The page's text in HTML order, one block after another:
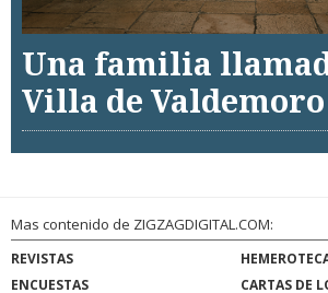
Una familia
Villa de Valdemoro
Mas contenido de ZIGZAGDIGITAL.COM:
REVISTAS
ENCUESTAS
CARTAS DE